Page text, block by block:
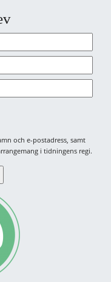
och e-postadress, samt
i tidningens regi.